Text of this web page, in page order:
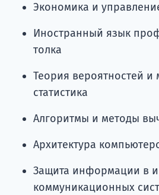
Экономика и
Иностранный язык
толка
Теория вероятностей и
статистика
Алгоритмы и методы
Архитектура
Защита информации в
коммуникационных